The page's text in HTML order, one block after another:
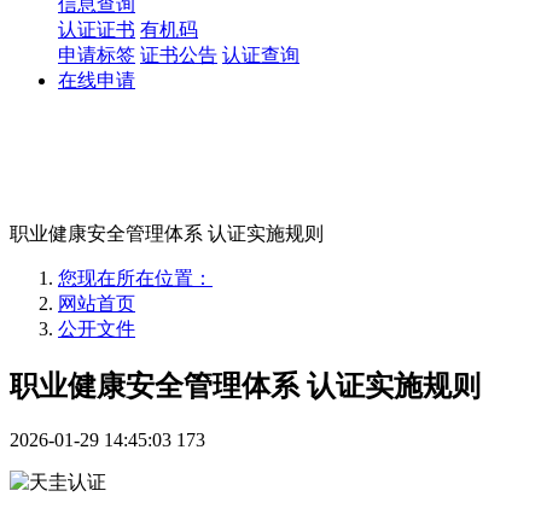
信息查询
认证证书 有机码
申请标签 证书公告 认证查询
在线申请
职业健康安全管理体系 认证实施规则
您现在所在位置：
网站首页
公开文件
职业健康安全管理体系 认证实施规则
2026-01-29 14:45:03 173